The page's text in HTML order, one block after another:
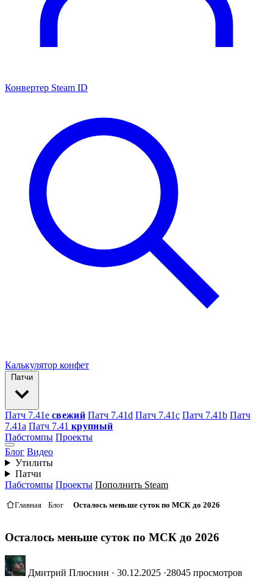
Конвертер Steam ID
Калькулятор конфет
Патчи
Патч 7.41e свежий Патч 7.41d Патч 7.41c Патч 7.41b Патч
7.41а Патч 7.41 крупный
Пабстомпы Проекты
Блог Видео
Утилиты
Патчи
Пабстомпы Проекты Пополнить Steam
Главная Блог Осталось меньше суток по МСК до 2026
Осталось меньше суток по МСК до 2026
Дмитрий Плюснин · 30.12.2025 ·28045 просмотров